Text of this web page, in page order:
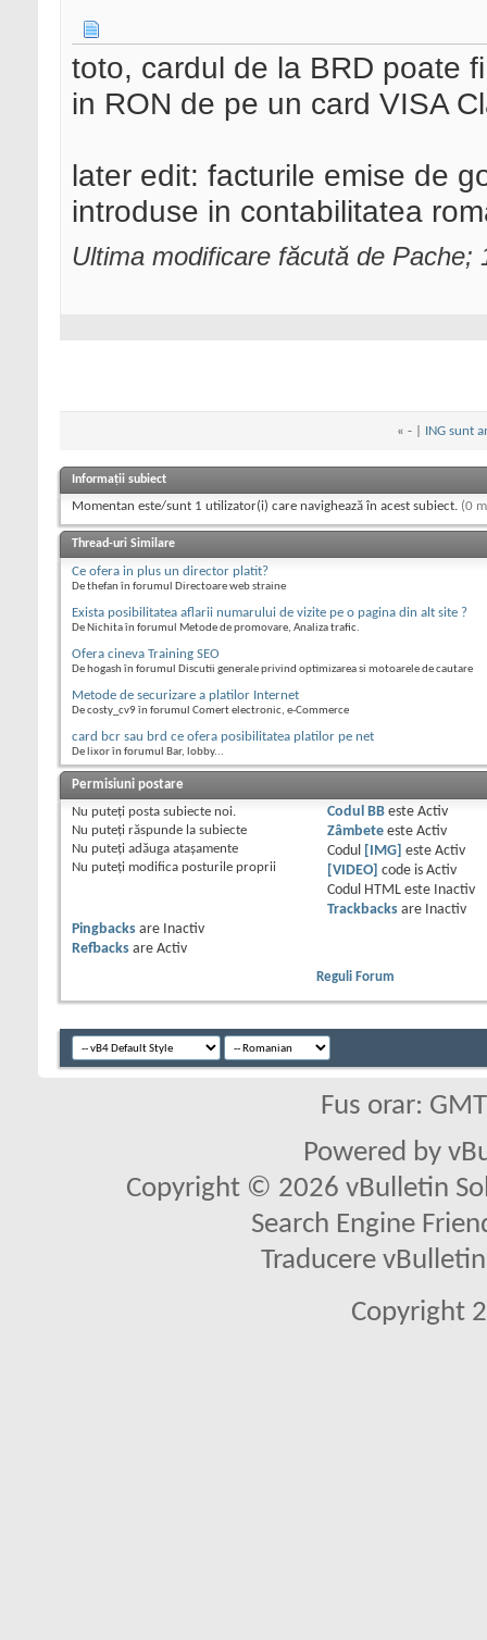
toto, cardul de la BRD poate
in RON de pe un card VISA
later edit: facturile emise de
introduse in contabilitatea
Ultima modificare făcută de
« - | ING sunt
Informații subiect
Momentan este/sunt 1 utilizator(i) care navighează în acest subiect. (0
Thread-uri Similare
Ce ofera in plus un director platit?
De thefan în forumul Directoare web straine
Exista posibilitatea aflarii numarului de vizite pe o pagina din alt site ?
De Nichita în forumul Metode de promovare, Analiza trafic.
Ofera cineva Training SEO
De hogash în forumul Discutii generale privind optimizarea si motoarele de cautare
Metode de securizare a platilor Internet
De costy_cv9 în forumul Comert electronic, e-Commerce
card bcr sau brd ce ofera posibilitatea platilor pe net
De lixor în forumul Bar, lobby...
Permisiuni postare
Nu puteţi posta subiecte noi.
Nu puteţi răspunde la subiecte
Nu puteţi adăuga ataşamente
Nu puteţi modifica posturile proprii
Codul BBeste Activ
Zâmbeteeste Activ
Codul
[IMG] este Activ
[VIDEO] code is Activ
Codul HTML este
Inactiv
Trackbacksare
Inactiv
Pingbacks are
Inactiv
Refbacks are Activ
Reguli Forum
Fus orar:
Powered by
Copyright © 2026 vBulletin
Search Engine
Traducere
Copyright